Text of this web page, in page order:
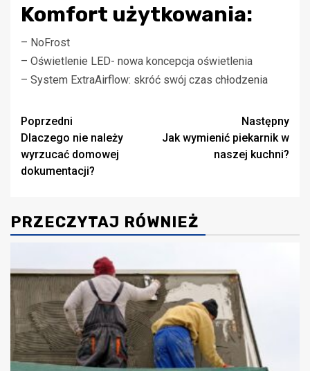
Komfort użytkowania:
– NoFrost
– Oświetlenie LED- nowa koncepcja oświetlenia
– System ExtraAirflow: skróć swój czas chłodzenia
Zobacz
wpisy
Poprzedni
Dlaczego nie należy
wyrzucać domowej
dokumentacji?
Następny
Jak wymienić piekarnik w
naszej kuchni?
PRZECZYTAJ RÓWNIEŻ